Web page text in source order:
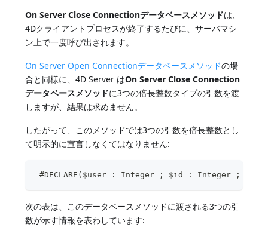
On Server Close Connectionデータベースメソッドは、
4Dクライアントプロセスが終了するたびに、サーバマシ
ン上で一度呼び出されます。
On Server Open Connectionデータベースメソッドの場
合と同様に、4D Server はOn Server Close Connection
データベースメソッドに3つの倍長整数タイプの引数を渡
しますが、結果は求めません。
したがって、このメソッドでは3つの引数を倍長整数とし
て明示的に宣言しなくてはなりません:
#DECLARE($user : Integer ; $id : Integer ;
次の表は、このデータベースメソッドに渡される3つの引
数が示す情報を表わしています: